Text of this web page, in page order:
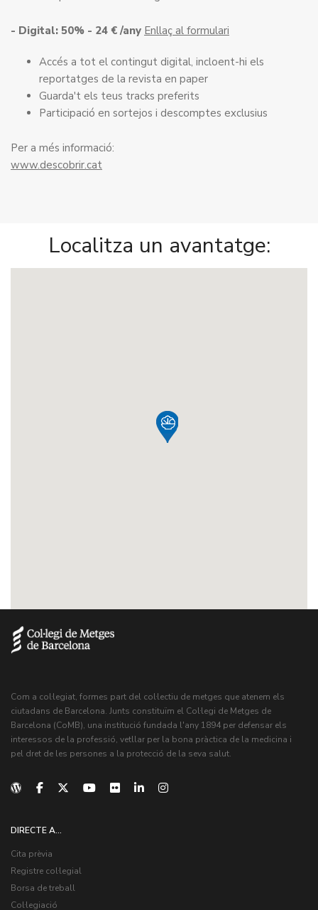
- Digital: 50% - 24 € /any Enllaç al formulari
Accés a tot el contingut digital, incloent-hi els
reportatges de la revista en paper
Guarda't els teus tracks preferits
Participació en sortejos i descomptes exclusius
Per a més informació:
www.descobrir.cat
Localitza un avantatge:
Com a col·legiat, formes part del col·lectiu de metges que atenem els
ciutadans de Barcelona. Junts constituïm el Col·legi de Metges de
Barcelona (CoMB), una institució fundada l'any 1894 per defensar els
interessos de la professió, vetllar per la bona pràctica de la medicina i
pel dret de les persones a la protecció de la seva salut.
DIRECTE A...
Cita prèvia
Registre col·legial
Borsa de treball
Col·legiació